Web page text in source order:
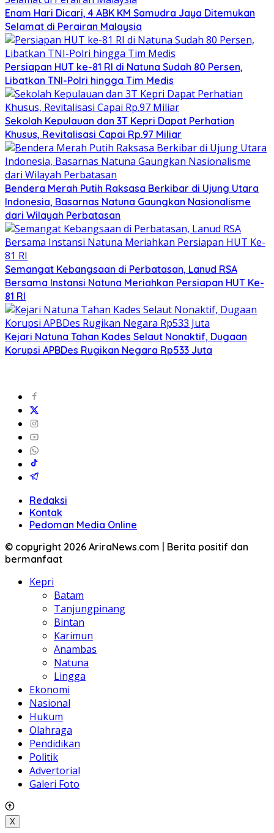
Enam Hari Dicari, 4 ABK KM Samudra Jaya Ditemukan
Selamat di Perairan Malaysia
Persiapan HUT ke-81 RI di Natuna Sudah 80 Persen,
Libatkan TNI-Polri hingga Tim Medis
Sekolah Kepulauan dan 3T Kepri Dapat Perhatian
Khusus, Revitalisasi Capai Rp.97 Miliar
Bendera Merah Putih Raksasa Berkibar di Ujung Utara
Indonesia, Basarnas Natuna Gaungkan Nasionalisme
dari Wilayah Perbatasan
Semangat Kebangsaan di Perbatasan, Lanud RSA
Bersama Instansi Natuna Meriahkan Persiapan HUT Ke-
81 RI
Kejari Natuna Tahan Kades Selaut Nonaktif, Dugaan
Korupsi APBDes Rugikan Negara Rp533 Juta
Redaksi
Kontak
Pedoman Media Online
© copyright 2026 AriraNews.com | Berita positif dan
bermanfaat
Kepri
Batam
Tanjungpinang
Bintan
Karimun
Anambas
Natuna
Lingga
Ekonomi
Nasional
Hukum
Olahraga
Pendidikan
Politik
Advertorial
Galeri Foto
X